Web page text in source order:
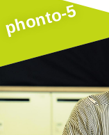
phonto-5